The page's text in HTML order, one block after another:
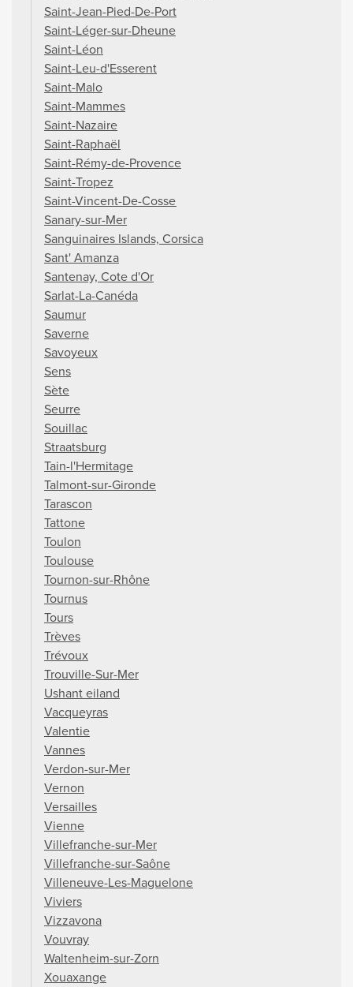
Saint-Jean-Pied-De-Port
Saint-Léger-sur-Dheune
Saint-Léon
Saint-Leu-d'Esserent
Saint-Malo
Saint-Mammes
Saint-Nazaire
Saint-Raphaël
Saint-Rémy-de-Provence
Saint-Tropez
Saint-Vincent-De-Cosse
Sanary-sur-Mer
Sanguinaires Islands, Corsica
Sant' Amanza
Santenay, Cote d'Or
Sarlat-La-Canéda
Saumur
Saverne
Savoyeux
Sens
Sète
Seurre
Souillac
Straatsburg
Tain-l'Hermitage
Talmont-sur-Gironde
Tarascon
Tattone
Toulon
Toulouse
Tournon-sur-Rhône
Tournus
Tours
Trèves
Trévoux
Trouville-Sur-Mer
Ushant eiland
Vacqueyras
Valentie
Vannes
Verdon-sur-Mer
Vernon
Versailles
Vienne
Villefranche-sur-Mer
Villefranche-sur-Saône
Villeneuve-Les-Maguelone
Viviers
Vizzavona
Vouvray
Waltenheim-sur-Zorn
Xouaxange